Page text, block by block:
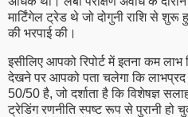
मार्टिंगेल ट्रेड थे जो दोगुनी राशि से
की भरपाई की।
इसीलिए आपको रिपोर्ट में इतना कम
देखने पर आपको पता चलेगा कि लाभप्रद
50/50 है, जो दर्शाता है कि विशेषज्ञ
ट्रेडिंग रणनीति स्पष्ट रूप से पुरानी